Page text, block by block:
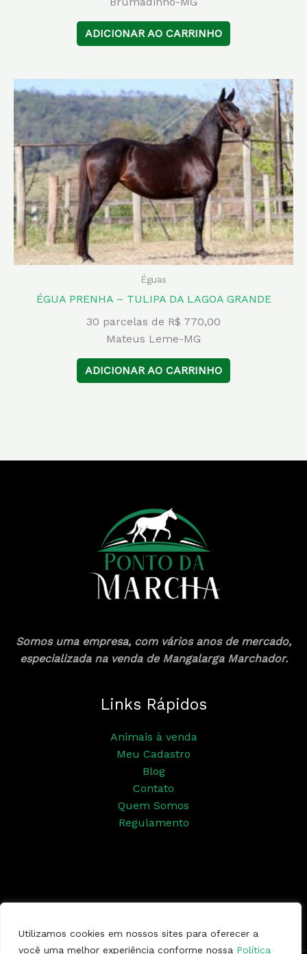
Utilizamos cookies em nossos sites para oferecer a
você uma melhor experiência conforme nossa Política
ADICIONAR AO CARRINHO
Éguas
ÉGUA PRENHA – TULIPA DA LAGOA GRANDE
30 parcelas de R$ 770,00
Mateus Leme-MG
ADICIONAR AO CARRINHO
Somos uma empresa, com vários anos de mercado,
especializada na venda de Mangalarga Marchador.
Links Rápidos
Animais à venda
Meu Cadastro
Blog
Contato
Quem Somos
Regulamento